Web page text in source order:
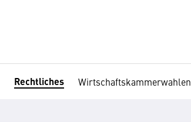
Rechtliches Wirtschaftskammerwahlen